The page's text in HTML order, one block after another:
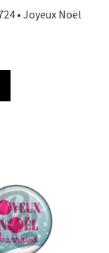
• Joyeux Noël